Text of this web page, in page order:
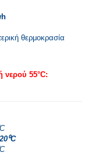
θερμοκρασία
νερού 55°C: